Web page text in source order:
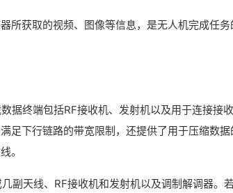
所获取的视频、图像等信息，是无人机完成任务
据终端包括RF接收机、发射机以及用于连接接
足下行链路的带宽限制，还提供了用于压缩数据
。
副天线、RF接收机和发射机以及调制解调器。